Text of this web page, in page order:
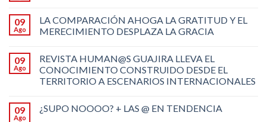
09
Ago
LA COMPARACIÓN AHOGA LA GRATITUD Y EL
MERECIMIENTO DESPLAZA LA GRACIA
09
Ago
REVISTA HUMAN@S GUAJIRA LLEVA EL
CONOCIMIENTO CONSTRUIDO DESDE EL
TERRITORIO A ESCENARIOS INTERNACIONALES
09
Ago
¿SUPO NOOOO? + LAS @ EN TENDENCIA